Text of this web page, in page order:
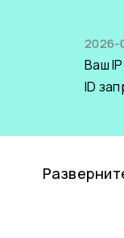
2026-
Ваш
ID